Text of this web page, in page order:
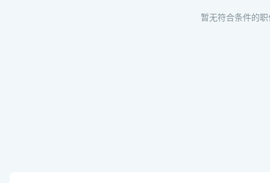
暂无符合条件的